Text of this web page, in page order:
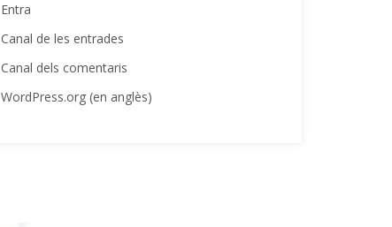
Entra
Canal de les entrades
Canal dels comentaris
WordPress.org (en anglès)